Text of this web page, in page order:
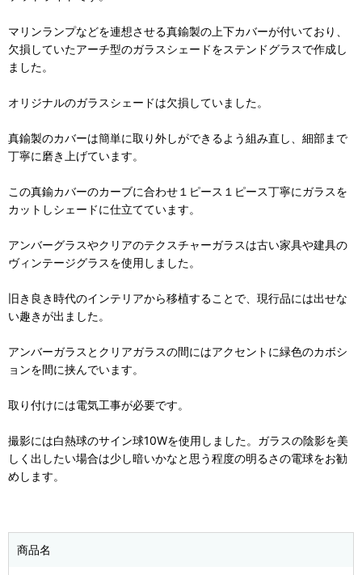
マリンランプなどを連想させる真鍮製の上下カバーが付いており、
欠損していたアーチ型のガラスシェードをステンドグラスで作成し
ました。
オリジナルのガラスシェードは欠損していました。
真鍮製のカバーは簡単に取り外しができるよう組み直し、細部まで
丁寧に磨き上げています。
この真鍮カバーのカーブに合わせ１ピース１ピース丁寧にガラスを
カットしシェードに仕立てています。
アンバーグラスやクリアのテクスチャーガラスは古い家具や建具の
ヴィンテージグラスを使用しました。
旧き良き時代のインテリアから移植することで、現行品には出せな
い趣きが出ました。
アンバーガラスとクリアガラスの間にはアクセントに緑色のカボシ
ョンを間に挟んでいます。
取り付けには電気工事が必要です。
撮影には白熱球のサイン球10Wを使用しました。ガラスの陰影を美
しく出したい場合は少し暗いかなと思う程度の明るさの電球をお勧
めします。
商品名